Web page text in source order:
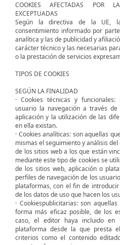
COOKIES AFECTADAS POR
EXCEPTUADAS
Según la directiva de la UE,
consentimiento informado por
analítica y las de publicidad y
carácter técnico y las necesarias
o la prestación de servicios
TIPOS DE COOKIES
SEGÚN LA FINALIDAD
· Cookies técnicas y
usuario la navegación a través
aplicación y la utilización de las
en ella existan.
· Cookies analíticas: son aquellas
mismas el seguimiento y análisis
de los sitios web a los que están
mediante este tipo de cookies se
de los sitios web, aplicación o
perfiles de navegación de los
plataformas, con el fin de
de los datos de uso que hacen los
· Cookiespublicitarias: son
forma más eficaz posible, de los
caso, el editor haya incluido en
plataforma desde la que presta
criterios como el contenido